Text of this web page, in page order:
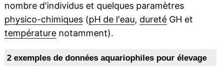
nombre d'individus et quelques paramètres
physico-chimiques(pH de l'eau, duretéGH et
températurenotamment).
2 exemples de données aquariophiles pour élevage